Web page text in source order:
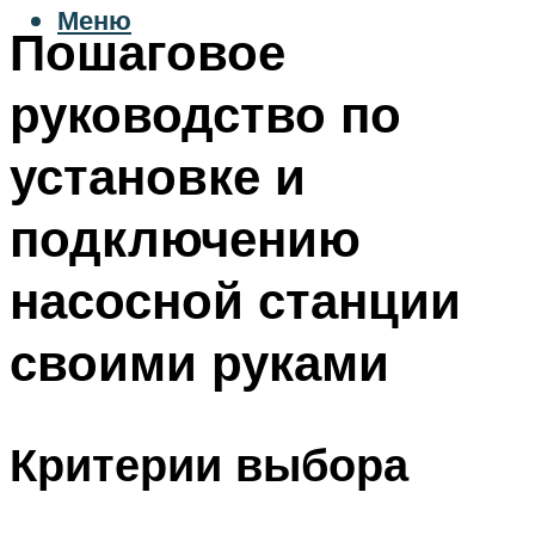
Меню
Пошаговое
руководство по
установке и
подключению
насосной станции
своими руками
Критерии выбора